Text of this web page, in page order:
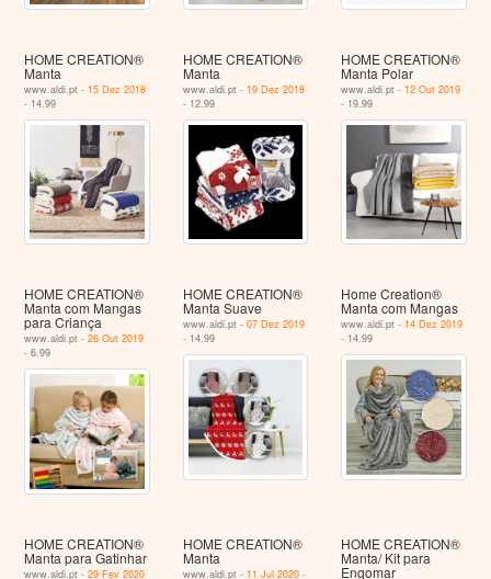
HOME CREATION®
Manta
www.aldi.pt - 15 Dez 2018
- 14.99
HOME CREATION®
Manta
www.aldi.pt - 19 Dez 2018
- 12.99
HOME CREATION®
Manta Polar
www.aldi.pt - 12 Out 2019
- 19.99
HOME CREATION®
Manta com Mangas
para Criança
www.aldi.pt -26 Out 2019
- 6.99
HOME CREATION®
Manta Suave
www.aldi.pt - 07 Dez 2019
- 14.99
Home Creation®
Manta com Mangas
www.aldi.pt - 14 Dez 2019
- 14.99
HOME CREATION®
Manta para Gatinhar
www.aldi.pt -29 Fev 2020
HOME CREATION®
Manta
www.aldi.pt - 11 Jul 2020-
HOME CREATION®
Manta/ Kit para
Engomar